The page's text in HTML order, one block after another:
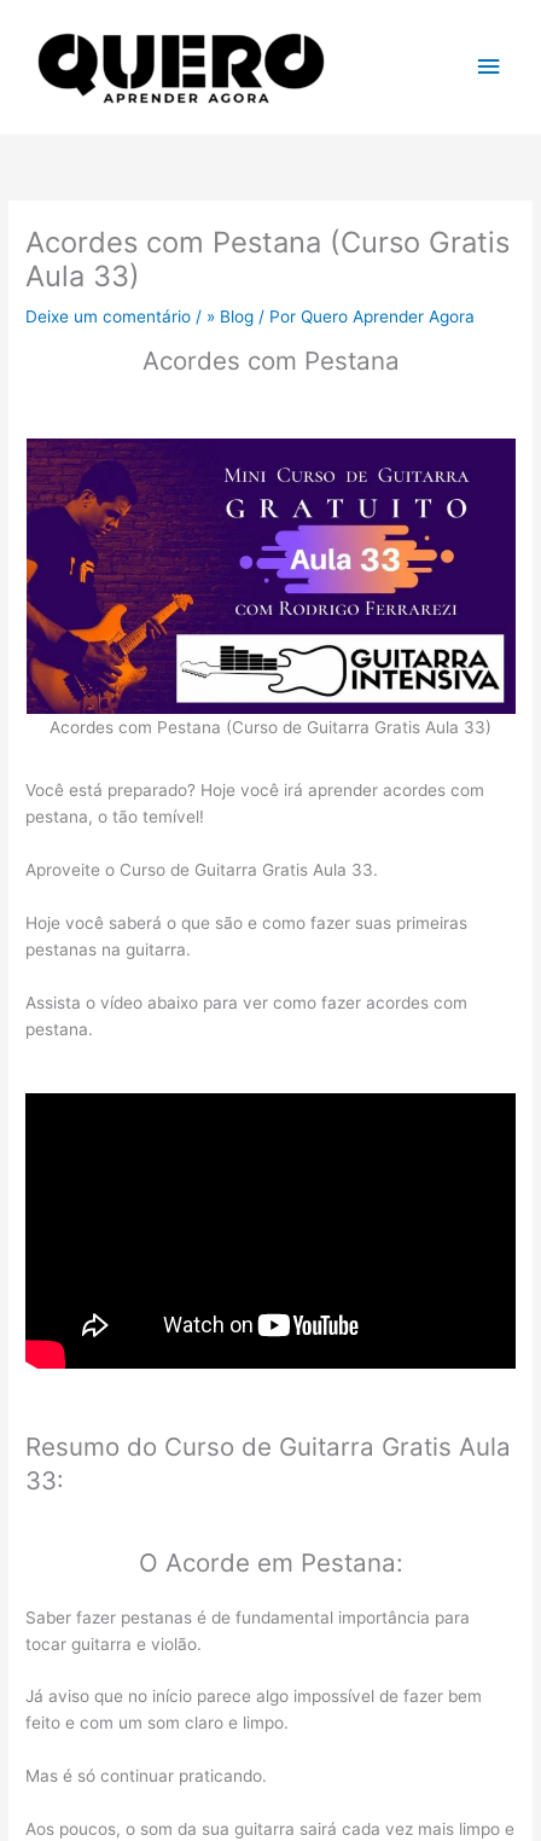
conteúdo
Acordes com Pestana (Curso Gratis
Aula 33)
Deixe um comentário / » Blog / PorQuero Aprender Agora
Acordes com Pestana
Acordes com Pestana (Curso de Guitarra Gratis Aula 33)
Você está preparado? Hoje você irá aprender acordes com
pestana, o tão temível!
Aproveite o Curso de Guitarra Gratis Aula 33.
Hoje você saberá o que são e como fazer suas primeiras
pestanas na guitarra.
Assista o vídeo abaixo para ver como fazer acordes com
pestana.
Resumo do Curso de Guitarra Gratis Aula
33:
O Acorde em Pestana:
Saber fazer pestanas é de fundamental importância para
tocar guitarra e violão.
Já aviso que no início parece algo impossível de fazer bem
feito e com um som claro e limpo.
Mas é só continuar praticando.
Aos poucos, o som da sua guitarra sairá cada vez mais limpo e